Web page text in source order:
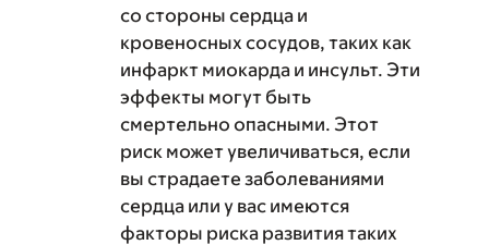
со стороны сердца и
кровеносных сосудов, таких как
инфаркт миокарда и инсульт. Эти
эффекты могут быть
смертельно опасными. Этот
риск может увеличиваться, если
вы страдаете заболеваниями
сердца или у вас имеются
факторы риска развития таких